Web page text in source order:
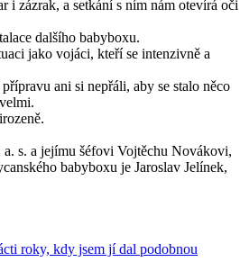
i zázrak, a setkání s ním nám otevírá oči
dalšího babyboxu.
jako vojáci, kteří se intenzivně a
ani si nepřáli, aby se stalo něco
s. a jejímu šéfovi Vojtěchu Novákovi,
babyboxu je Jaroslav Jelínek,